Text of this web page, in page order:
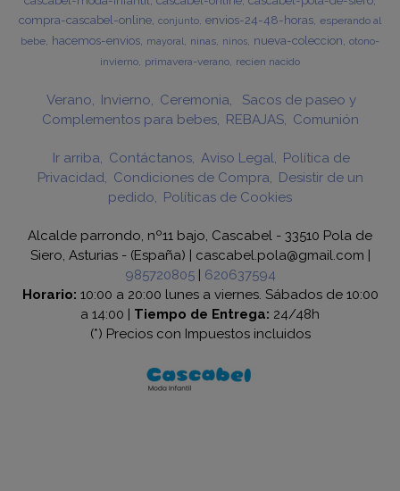
compra-cascabel-online conjunto envios-24-48-horas esperando al
bebe hacemos-envios mayoral ninas ninos nueva-coleccion otono-
invierno primavera-verano recien nacido
Verano Invierno Ceremonia
Sacos de paseo y
Complementos para bebes
REBAJAS Comunión
Ir arriba Contáctanos Aviso Legal
Política de
Privacidad
Condiciones de Compra
Desistir de un
pedido
Políticas de Cookies
Alcalde parrondo, nº11 bajo, Cascabel - 33510 Pola de
Siero, Asturias - (España) | cascabel.pola@gmail.com |
985720805| 620637594
Horario: 10:00 a 20:00 lunes a viernes. Sábados de 10:00
a 14:00 | Tiempo de Entrega: 24/48h
(*) Precios con Impuestos incluidos